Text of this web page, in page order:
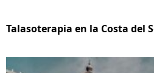
Talasoterapia en la Costa del